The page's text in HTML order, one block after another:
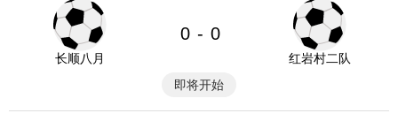
长顺八月
0 - 0
红岩村二队
即将开始